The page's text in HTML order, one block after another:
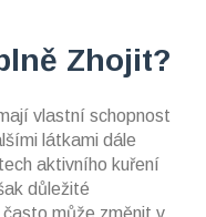
Zhojit?
vlastní schopnost
látkami dále
aktivního kuření
důležité
může změnit v